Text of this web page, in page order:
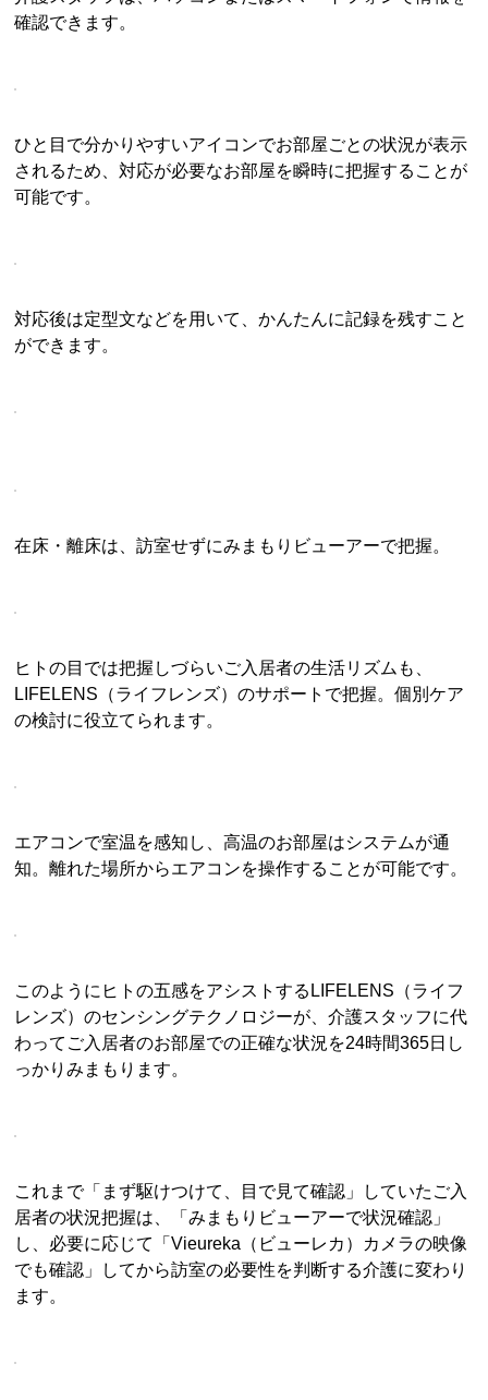
確認できます。
ひと目で分かりやすいアイコンでお部屋ごとの状況が表示
されるため、対応が必要なお部屋を瞬時に把握することが
可能です。
対応後は定型文などを用いて、かんたんに記録を残すこと
ができます。
在床・離床は、訪室せずにみまもりビューアーで把握。
ヒトの目では把握しづらいご入居者の生活リズムも、
LIFELENS（ライフレンズ）のサポートで把握。個別ケア
の検討に役立てられます。
エアコンで室温を感知し、高温のお部屋はシステムが通
知。離れた場所からエアコンを操作することが可能です。
このようにヒトの五感をアシストするLIFELENS（ライフ
レンズ）のセンシングテクノロジーが、介護スタッフに代
わってご入居者のお部屋での正確な状況を24時間365日し
っかりみまもります。
これまで「まず駆けつけて、目で見て確認」していたご入
居者の状況把握は、「みまもりビューアーで状況確認」
し、必要に応じて「Vieureka（ビューレカ）カメラの映像
でも確認」してから訪室の必要性を判断する介護に変わり
ます。